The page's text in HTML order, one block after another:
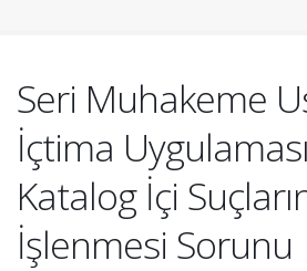
Seri Muhakeme
İçtima
Katalog İçi
İşlenmesi Sorunu